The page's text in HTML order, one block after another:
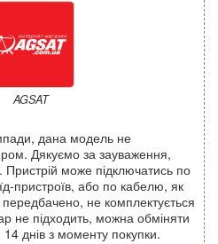
AGSAT
дана модель не
Дякуємо за зауваження,
може підключатись по
пристроїв, або по кабелю, як
не комплектується
не підходить, можна обміняти
днів з моменту покупки.